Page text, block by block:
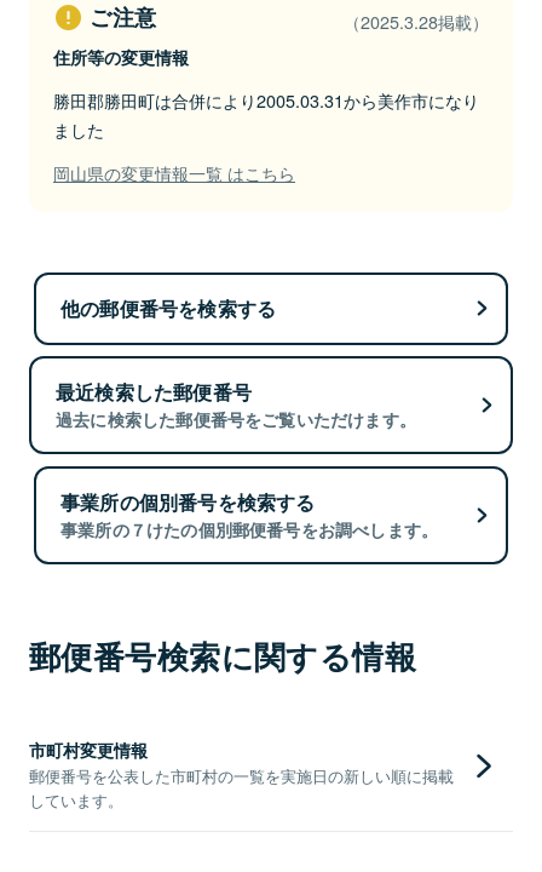
ご注意 （2025.3.28掲載）
住所等の変更情報
勝田郡勝田町は合併により2005.03.31から美作市になり
ました
岡山県の変更情報一覧 はこちら
他の郵便番号を検索する
最近検索した郵便番号
過去に検索した郵便番号をご覧いただけます。
事業所の個別番号を検索する
事業所の７けたの個別郵便番号をお調べします。
郵便番号検索に関する情報
市町村変更情報
郵便番号を公表した市町村の一覧を実施日の新しい順に掲載
しています。